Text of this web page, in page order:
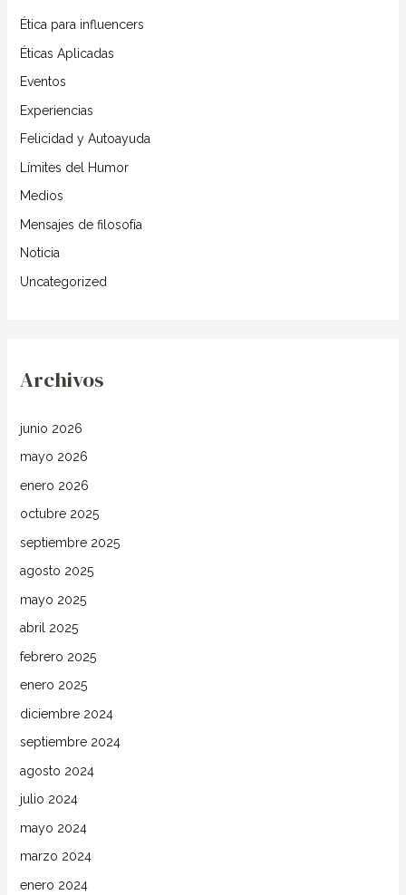
p
o
r
Ética para influencers
Éticas Aplicadas
Eventos
Experiencias
Felicidad y Autoayuda
Límites del Humor
Medios
Mensajes de filosofía
Noticia
Uncategorized
Archivos
junio 2026
mayo 2026
enero 2026
octubre 2025
septiembre 2025
agosto 2025
mayo 2025
abril 2025
febrero 2025
enero 2025
diciembre 2024
septiembre 2024
agosto 2024
julio 2024
mayo 2024
marzo 2024
enero 2024